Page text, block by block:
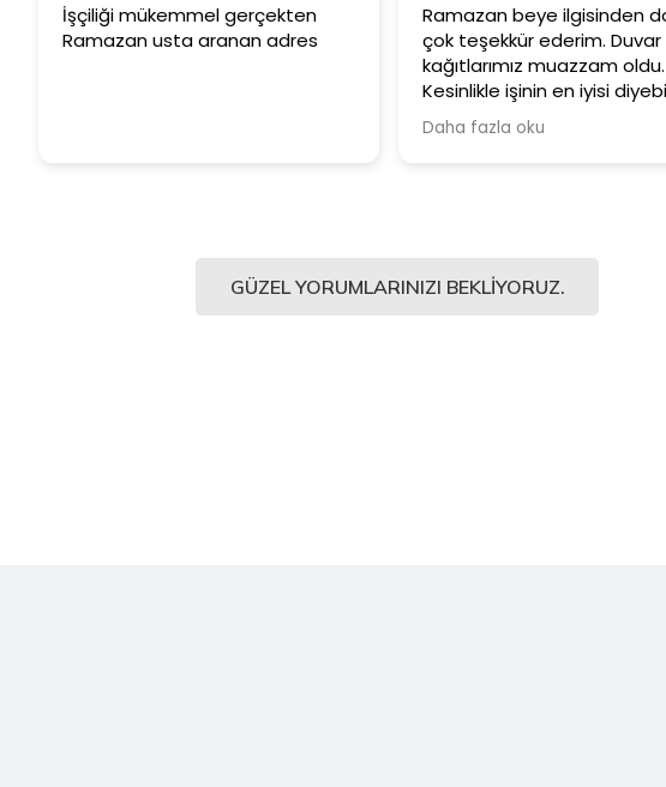
İşçiliği mükemmel gerçekten
Ramazan usta aranan adres
Ramazan beye ilgisinden
çok teşekkür ederim. Duvar
kağıtlarımız muazzam oldu.
Kesinlikle işinin en iyisi
Şiddetle tavsiye ediyorum.
Daha fazla oku
GÜZEL YORUMLARINIZI BEKLIYORUZ.